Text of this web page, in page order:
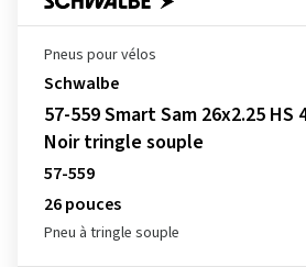
Pneus pour vélos
Schwalbe
57-559 Smart Sam 26x2.25 HS
Noir tringle souple
57-559
26 pouces
Pneu à tringle souple